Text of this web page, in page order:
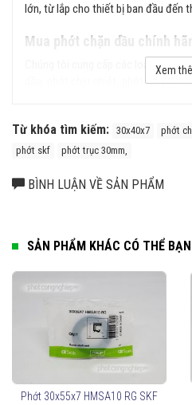
lớn, từ lắp cho thiết bị ban đầu đến
Mua phớt chặn dầu chính
Chúng tôi cung cấp các loại sản
dầu, phớt chịu nhiệt, phớt thủy
phẩm.
Xem
Từ khóa tìm kiếm: 30x40x7 phớt
phớt skf
phớt trục 30mm,
BÌNH LUẬN VỀ SẢN PHẨM
SẢN PHẨM KHÁC CÓ THỂ
Phớt 30x55x7 HMSA10 RG SKF